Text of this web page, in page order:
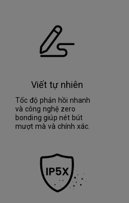
Viết tự nhiên
Tốc độ phản hồi nhanh
và công nghệ zero
bonding giúp nét bút
mượt mà và chính xác.